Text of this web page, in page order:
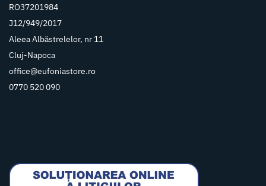
RO37201984
J12/949/2017
Aleea Albăstrelelor, nr 11
Cluj-Napoca
office@eufoniastore.ro
0770 520 090